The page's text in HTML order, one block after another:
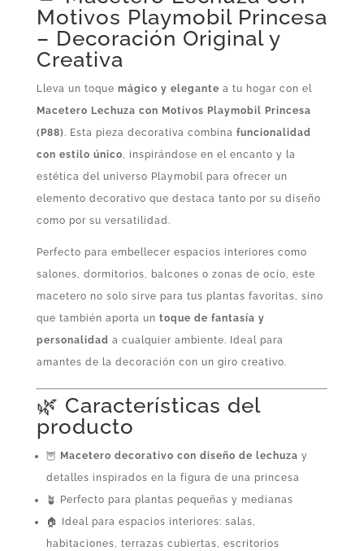
cantidad
Motivos Playmobil Princesa
– Decoración Original y
Creativa
Lleva un toque mágico y elegante a tu hogar con el
Macetero Lechuza con Motivos Playmobil Princesa
(P88). Esta pieza decorativa combina funcionalidad
con estilo único, inspirándose en el encanto y la
estética del universo Playmobil para ofrecer un
elemento decorativo que destaca tanto por su diseño
como por su versatilidad.
Perfecto para embellecer espacios interiores como
salones, dormitorios, balcones o zonas de ocio, este
macetero no solo sirve para tus plantas favoritas, sino
que también aporta un toque de fantasía y
personalidad a cualquier ambiente. Ideal para
amantes de la decoración con un giro creativo.
🌿 Características del
producto
🦉 Macetero decorativo con diseño de lechuza y
detalles inspirados en la figura de una princesa
🪴 Perfecto para plantas pequeñas y medianas
🏠 Ideal para espacios interiores: salas,
habitaciones, terrazas cubiertas, escritorios